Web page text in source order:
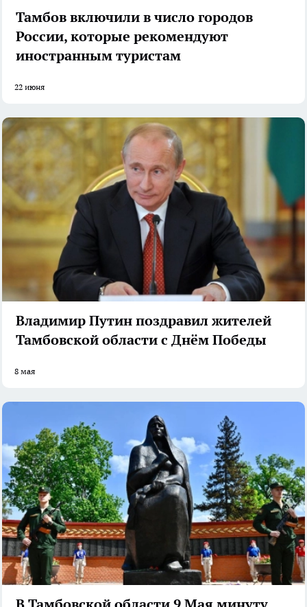
Тамбов включили в число городов
России, которые рекомендуют
иностранным туристам
22 июня
Владимир Путин поздравил жителей
Тамбовской области с Днём Победы
8 мая